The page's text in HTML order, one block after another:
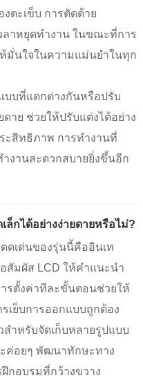
ตะเข็บ การตัดด้าย
ลาหยุดทำงาน ในขณะที่การ
มั่นใจในความแม่นยำในทุก
บบที่แตกต่างกันหรือปรับ
าย ช่วยให้ปรับแต่งได้อย่าง
ะสิทธิภาพ การทำงานที่
งานสะดวกสบายยิ่งขึ้นอีก
ล็กได้อย่างง่ายดายหรือไม่?
เด่นของรุ่นนี้คืออินเท
สัมผัส LCD ให้คำแนะนำ
รตั้งค่าทีละขั้นตอนช่วยให้
เย็บการออกแบบถูกต้อง
ำหรับจัดเก็บหลายรูปแบบ
ค่อยๆ พัฒนาทักษะทาง
กอบรมที่กว้างขวาง